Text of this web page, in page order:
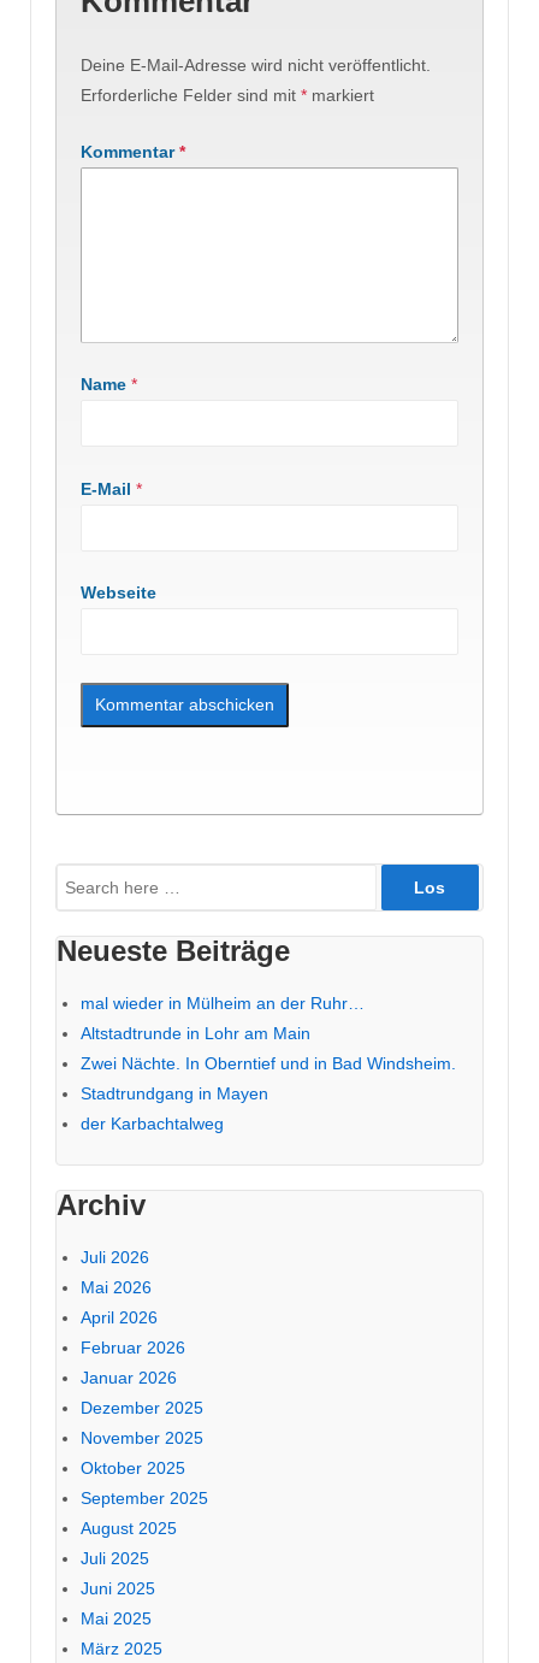
Deine E-Mail-Adresse wird nicht veröffentlicht.
Erforderliche Felder sind mit * markiert
Kommentar*
Name *
E-Mail *
Webseite
Suche
nach:
Neueste Beiträge
mal wieder in Mülheim an der Ruhr…
Altstadtrunde in Lohr am Main
Zwei Nächte. In Oberntief und in Bad Windsheim.
Stadtrundgang in Mayen
der Karbachtalweg
Archiv
Juli 2026
Mai 2026
April 2026
Februar 2026
Januar 2026
Dezember 2025
November 2025
Oktober 2025
September 2025
August 2025
Juli 2025
Juni 2025
Mai 2025
März 2025